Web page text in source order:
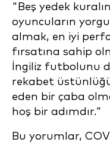
"Beş yedek
oyuncuların
almak, en iyi
fırsatına sahip
İngiliz futbolunu
rekabet
eden bir çaba
hoş bir adımdır."
Bu yorumlar,